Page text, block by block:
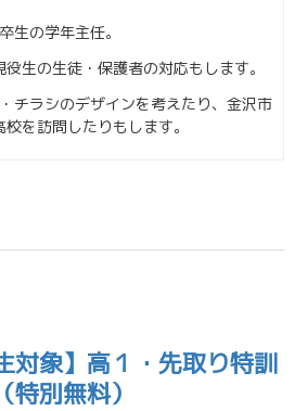
生の学年主任。
生の生徒・保護者の対応もします。
チラシのデザインを考えたり、金沢市
を訪問したりもします。
対象】高１・先取り特訓
特別無料）